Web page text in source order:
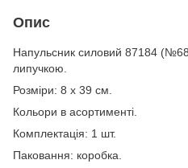
Опис
Напульсник силовий 87184
липучкою.
Розміри: 8 х 39 см.
Кольори в асортименті.
Комплектація: 1 шт.
Паковання: коробка.